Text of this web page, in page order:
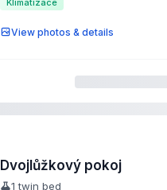
View photos & details
Dvojlůžkový pokoj
1 twin bed